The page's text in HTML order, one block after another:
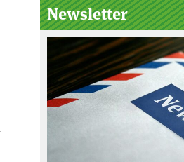
Newsletter